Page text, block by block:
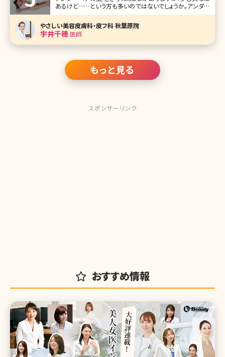
あるけど……という方も多いのではないでしょうか。アンダー
ヘアの処理方法にはVIOゾーンを完全に脱毛してしまう「ハ
イジニーナ」とムダ毛の量を減らして整える「減毛」の2種類
があります。 ここでは、ハイジニーナとは?という疑問に対す
る答えや、ハ
やさしい美容皮膚科・皮フ科 秋葉原院
宇井千穂 医師
もっと見る
スポンサーリンク
おすすめ情報